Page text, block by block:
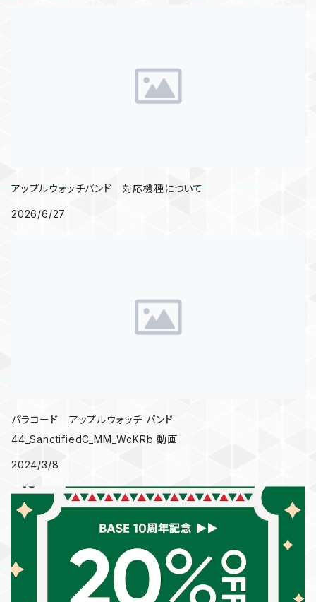
アップルウォッチバンド 対応機種について
2026/6/27
パラコード アップルウォッチ バンド
44_SanctifiedC_MM_WcKRb 動画
2024/3/8